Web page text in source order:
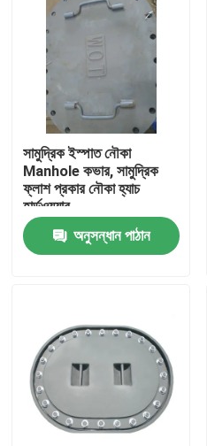
আমাদের সম্পর্কে
কারখানা ভ্রমণ
সামুদ্রিক ইস্পাত নৌকা
Manhole কভার, সামুদ্রিক
ফ্লাশ প্রকার নৌকা হ্যাচ
হার্ডওয়্যার
অনুসন্ধান পাঠান